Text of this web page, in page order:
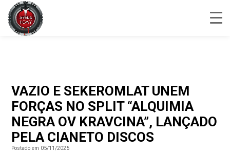
VAZIO E SEKEROMLAT UNEM
FORÇAS NO SPLIT “ALQUIMIA
NEGRA OV KRAVCINA”, LANÇADO
PELA CIANETO DISCOS
Postado em 05/11/2025